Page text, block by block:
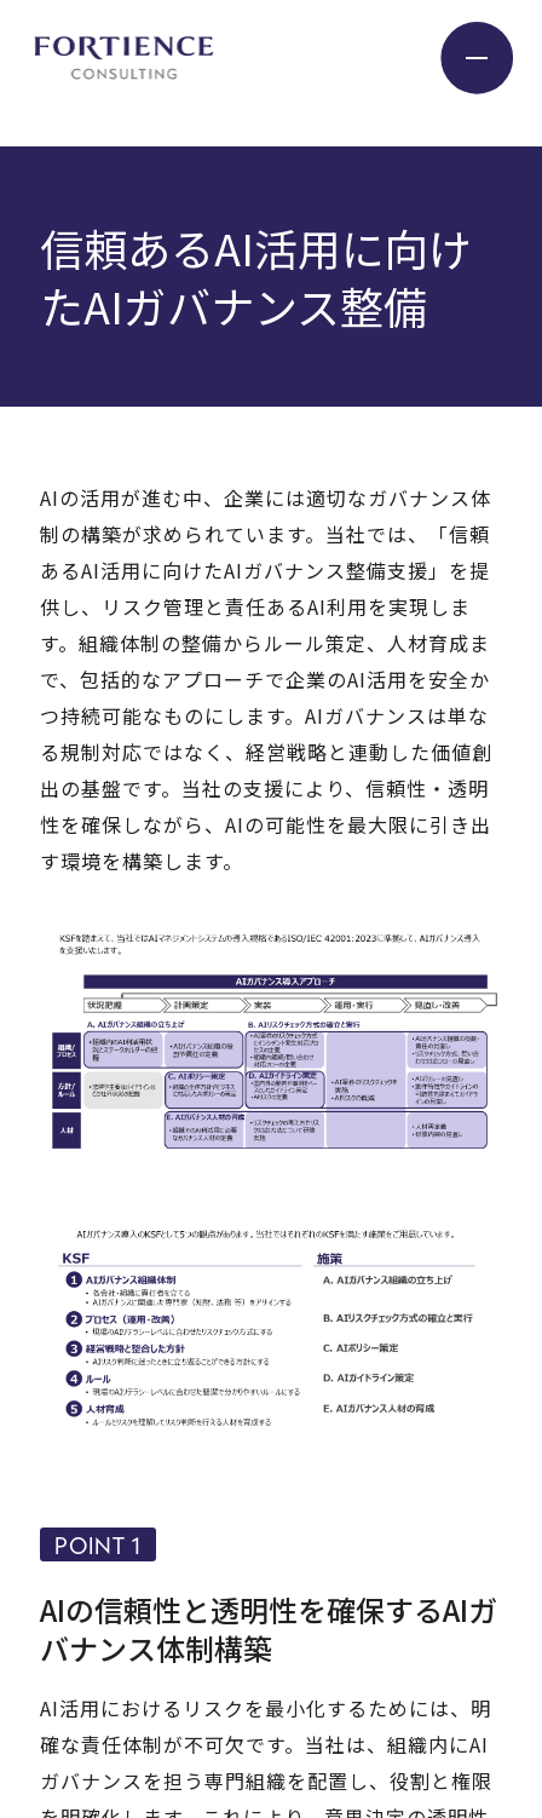
Service
Company
Careers
News
EN
JP
サイト内検索
信頼あるAI活用に向け
たAIガバナンス整備
AIの活用が進む中、企業には適切なガバナンス体
制の構築が求められています。当社では、「信頼
あるAI活用に向けたAIガバナンス整備支援」を提
供し、リスク管理と責任あるAI利用を実現しま
す。組織体制の整備からルール策定、人材育成ま
で、包括的なアプローチで企業のAI活用を安全か
つ持続可能なものにします。AIガバナンスは単な
る規制対応ではなく、経営戦略と連動した価値創
出の基盤です。当社の支援により、信頼性・透明
性を確保しながら、AIの可能性を最大限に引き出
す環境を構築します。
AIの信頼性と透明性を確保するAIガ
バナンス体制構築
POINT 1
AI活用におけるリスクを最小化するためには、明
確な責任体制が不可欠です。当社は、組織内にAI
ガバナンスを担う専門組織を配置し、役割と権限